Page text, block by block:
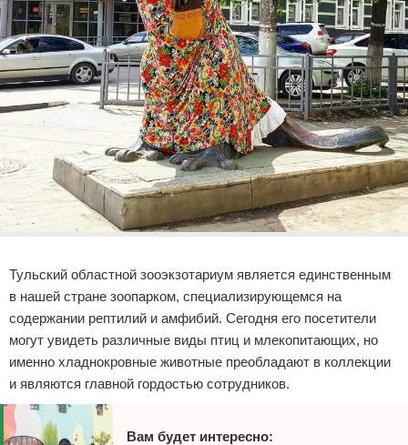
Тульский областной зооэкзотариум является единственным
в нашей стране зоопарком, специализирующемся на
содержании рептилий и амфибий. Сегодня его посетители
могут увидеть различные виды птиц и млекопитающих, но
именно хладнокровные животные преобладают в коллекции
и являются главной гордостью сотрудников.
Вам будет интересно: